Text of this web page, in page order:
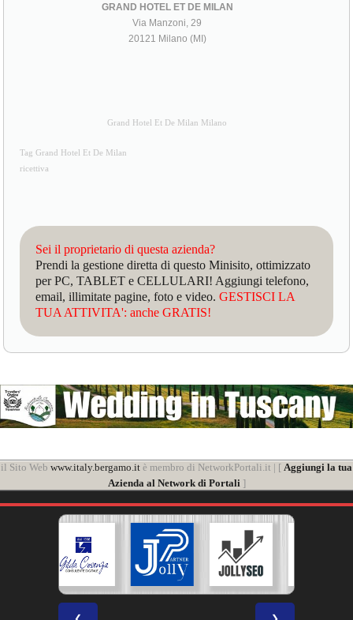
GRAND HOTEL ET DE MILAN
Via Manzoni, 29
20121 Milano (MI)
Grand Hotel Et De Milan Milano
Tag Grand Hotel Et De Milan
ricettiva
Sei il proprietario di questa azienda?
Prendi la gestione diretta di questo Minisito, ottimizzato
per PC, TABLET e CELLULARI! Aggiungi telefono,
email, illimitate pagine, foto e video.GESTISCI LA
TUA ATTIVITA': anche GRATIS!
il Sito Web www.italy.bergamo.it è membro di NetworkPortali.it | [ Aggiungi la tua
Azienda al Network di Portali]